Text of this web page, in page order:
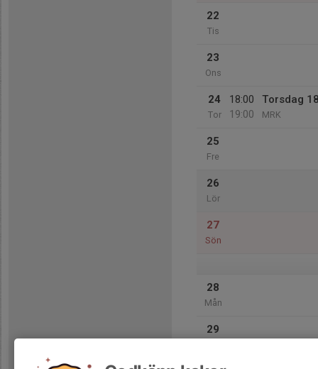
22
Tis
23
Ons
24
Tor
18:00
19:00
Torsdag
MRK
25
Fre
26
Lör
27
Sön
28
Mån
29